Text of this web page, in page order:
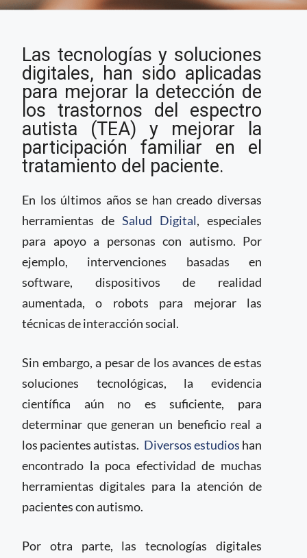
parte importante para
el diagnóstico y
tratamiento del
autismo
Las tecnologías y soluciones
digitales, han sido aplicadas
para mejorar la detección de
los trastornos del espectro
autista (TEA) y mejorar la
participación familiar en el
tratamiento del paciente.
En los últimos años se han creado diversas
herramientas de Salud Digital, especiales
para apoyo a personas con autismo. Por
ejemplo, intervenciones basadas en
software, dispositivos de realidad
aumentada, o robots para mejorar las
técnicas de interacción social.
Sin embargo, a pesar de los avances de estas
soluciones tecnológicas, la evidencia
científica aún no es suficiente, para
determinar que generan un beneficio real a
los pacientes autistas. Diversos estudios han
encontrado la poca efectividad de muchas
herramientas digitales para la atención de
pacientes con autismo.
Por otra parte, las tecnologías digitales